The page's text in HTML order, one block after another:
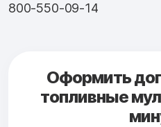
800-550-09-14
Оформить
топливные